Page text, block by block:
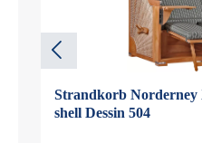
Strandkorb Norderney
shell Dessin 504